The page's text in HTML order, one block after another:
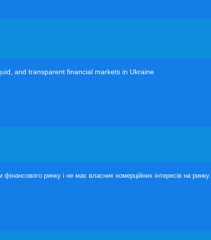
and transparent financial markets in Ukraine
ринку і не має власних комерційних інтересів на ринку.